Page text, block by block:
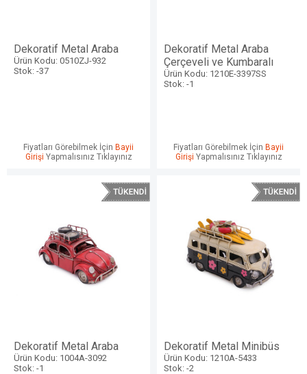
Dekoratif Metal Araba
Ürün Kodu: 0510ZJ-932
Stok: -37
Fiyatları Görebilmek İçin Bayii
Girişi Yapmalısınız Tıklayınız
Dekoratif Metal Araba
Çerçeveli ve Kumbaralı
Ürün Kodu: 1210E-3397SS
Stok: -1
Fiyatları Görebilmek İçin Bayii
Girişi Yapmalısınız Tıklayınız
Dekoratif Metal Araba
Ürün Kodu: 1004A-3092
Stok: -1
Dekoratif Metal Minibüs
Ürün Kodu: 1210A-5433
Stok: -2